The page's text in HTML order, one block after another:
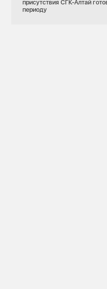
присутствия СГК-Алтай
периоду